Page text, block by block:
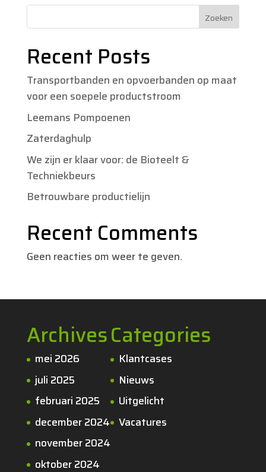
Zoeken
Recent Posts
Transportbanden en opvoerbanden op maat
voor een soepele productstroom
Leemans Pompoenen
Zaterdaghulp
We zijn er klaar voor: de Bioteelt &
Techniekbeurs
Betrouwbare productielijn
Recent Comments
Geen reacties om weer te geven.
Archives
mei 2026
juli 2025
februari 2025
december 2024
november 2024
oktober 2024
Categories
Klantcases
Nieuws
Uitgelicht
Vacatures